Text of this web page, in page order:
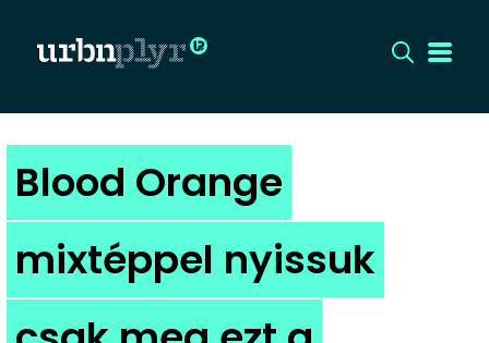
CÍMLAP
DIZÁJN
DIVAT
Blood Orange
mixtéppel nyissuk